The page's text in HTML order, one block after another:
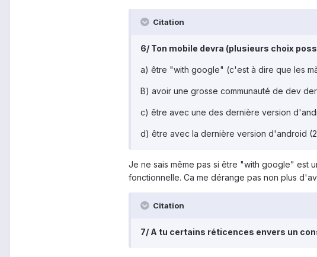
Citation
6/ Ton mobile devra (plusieurs choix
a) être "with google" (c'est à dire que les
B) avoir une grosse communauté de dev
c) être avec une des dernière version
d) être avec la dernière version d'android
Je ne sais même pas si être "with google" est
fonctionnelle. Ca me dérange pas non plus
Citation
7/ A tu certains réticences envers un